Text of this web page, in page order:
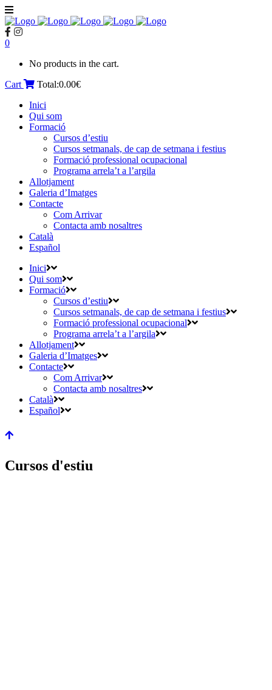
0
No products in the cart.
Cart
Total:0.00€
Inici
Qui som
Formació
Cursos d’estiu
Cursos setmanals, de cap de setmana i festius
Formació professional ocupacional
Programa arrela’t a l’argila
Allotjament
Galeria d’Imatges
Contacte
Com Arrivar
Contacta amb nosaltres
Català
Español
Inici
Qui som
Formació
Cursos d’estiu
Cursos setmanals, de cap de setmana i festius
Formació professional ocupacional
Programa arrela’t a l’argila
Allotjament
Galeria d’Imatges
Contacte
Com Arrivar
Contacta amb nosaltres
Català
Español
Cursos d'estiu